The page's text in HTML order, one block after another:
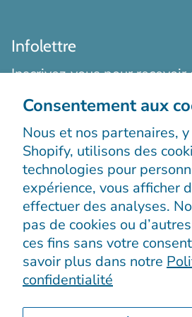
Consentement aux
Nous et nos partenaires,
Shopify, utilisons des
technologies pour
expérience, vous afficher
effectuer des analyses.
pas de cookies ou
ces fins sans votre
savoir plus dans notre
confidentialité
Infolettre
Inscrivez-vous pour
exclusives, des histoires
S’enregistrer